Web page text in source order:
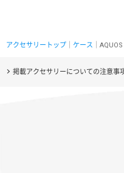
アクセサリートップ ケース ｜
掲載アクセサリーについての注意事